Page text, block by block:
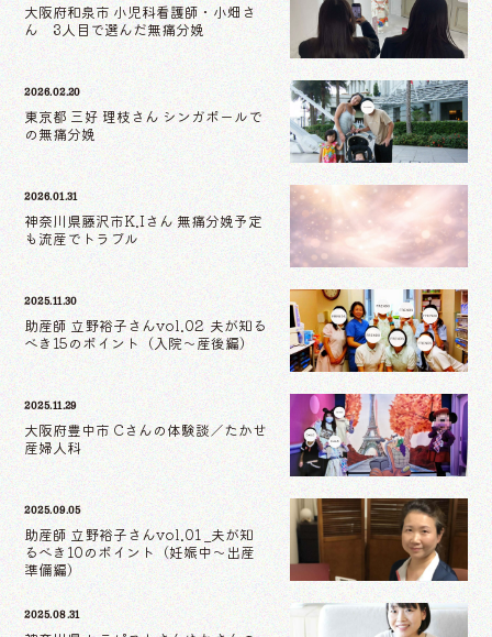
大阪府和泉市 小児科看護師・小畑さ
ん 3人目で選んだ無痛分娩
2026.02.20
東京都 三好 理枝さん シンガポールで
の無痛分娩
2026.01.31
神奈川県藤沢市K.Iさん 無痛分娩予定
も流産でトラブル
2025.11.30
助産師 立野裕子さんvol.02 夫が知る
べき15のポイント（入院〜産後編）
2025.11.29
大阪府豊中市 Cさんの体験談／たかせ
産婦人科
2025.09.05
助産師 立野裕子さんvol.01 _夫が知
るべき10のポイント（妊娠中〜出産
準備編）
2025.08.31